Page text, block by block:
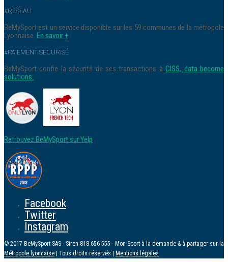
#RESEAU
BeMySport est un service disponible sur les 59 communes de la métropole
Lyonnaise. En savoir +
#PAIEMENT SECURISÉ
BeMySport confie la sécurité de ses transactions àCISS, data become
solutions.
Retrouvez BeMySport sur Yelp
Facebook
Twitter
Instagram
© 2017 BeMySport SAS - Siren 818 656 555 - Mon Sport à la demande & à partager sur la
Métropole lyonnaise | Tous droits réservés | Mentions légales